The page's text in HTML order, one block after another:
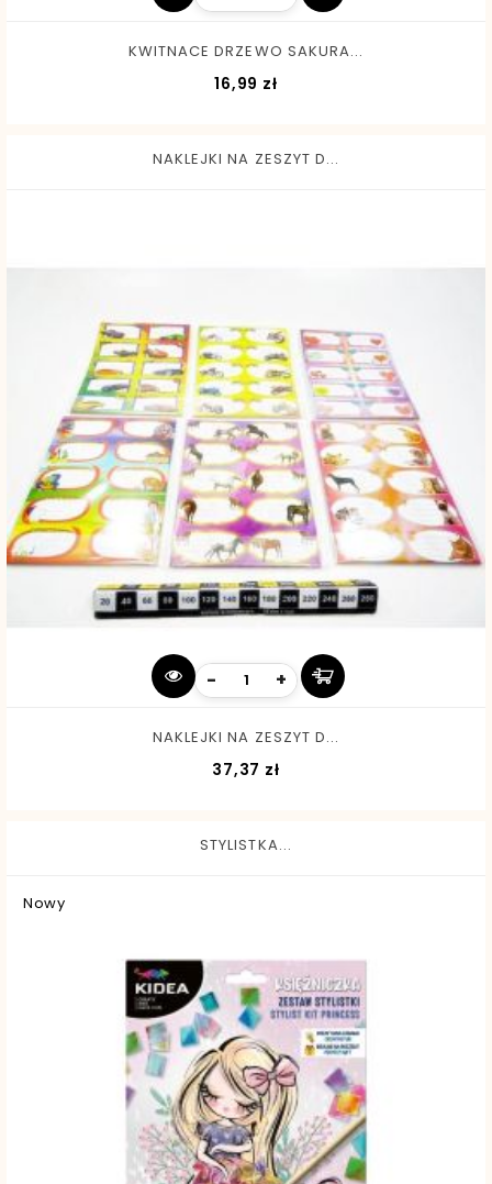
KWITNACE DRZEWO SAKURA...
16,99 zł
NAKLEJKI NA ZESZYT D...
- +
NAKLEJKI NA ZESZYT D...
37,37 zł
STYLISTKA...
Nowy